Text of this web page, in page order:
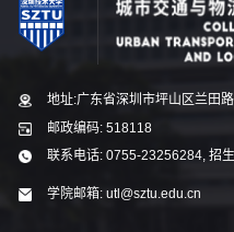
地址:广东省深圳市坪山区兰田
邮政编码: 518118
联系电话: 0755-23256284, 招
学院邮箱: utl@sztu.edu.cn